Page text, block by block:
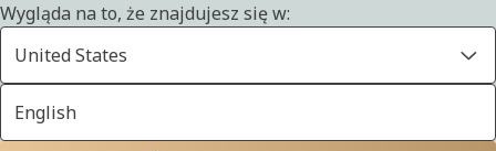
Wygląda na to, że znajdujesz się w:
United States
English
Strona główna Poznaj ludzi, którzy tworzą Atlas Copco